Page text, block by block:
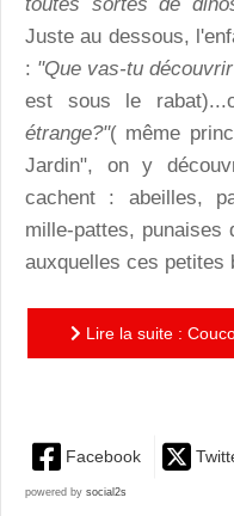
Juste au dessous,
: "Que vas-tu
est sous le
étrange?"( même
Jardin", on y
cachent : abeilles,
mille-pattes, punaises
auxquelles ces petites
Lire la suite :
Facebook
powered by social2s